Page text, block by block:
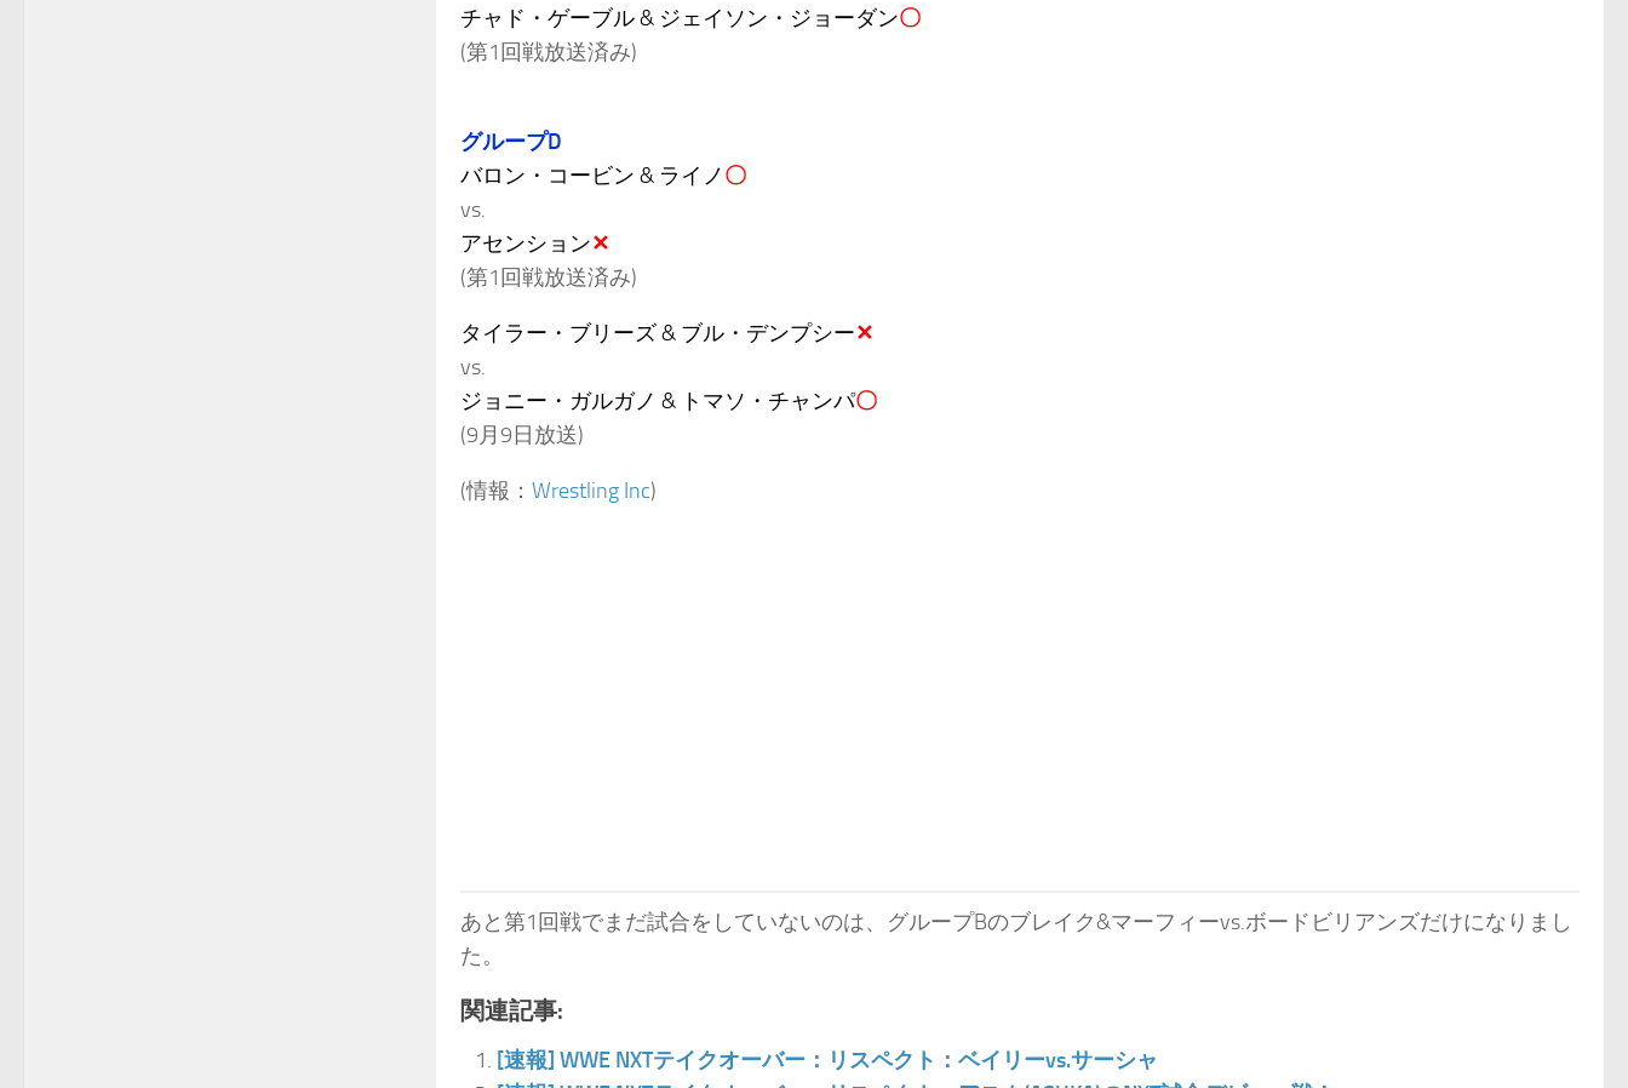
チャド・ゲーブル & ジェイソン・ジョーダン〇
(第1回戦放送済み)
グループD
バロン・コービン & ライノ〇
vs.
アセンション✕
(第1回戦放送済み)
タイラー・ブリーズ & ブル・デンプシー✕
vs.
ジョニー・ガルガノ & トマソ・チャンパ〇
(9月9日放送)
(情報： Wrestling Inc)
あと第1回戦でまだ試合をしていないのは、グループBのブレイク&マーフィーvs.ボードビリアンズだけになりまし
た。
関連記事:
[速報] WWE NXTテイクオーバー：リスペクト：ベイリーvs.サーシャ